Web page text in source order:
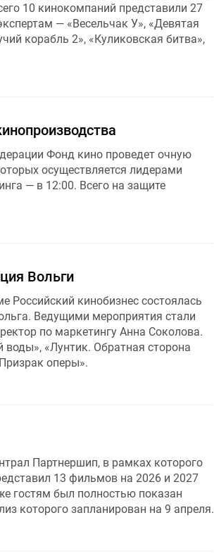
10 кинокомпаний представили 27
— «Весельчак У», «Девятая
корабль 2», «Куликовская битва»,
Фонд кино проведет очную
осуществляется лидерами
— в 12:00. Всего на защите
Вольги
кинобизнес состоялась
Ведущими мероприятия стали
по маркетингу Анна Соколова.
«Лунтик. Обратная сторона
оперы».
Партнершип, в рамках которого
13 фильмов на 2026 и 2027
гостям был полностью показан
которого запланирован на 9 апреля.